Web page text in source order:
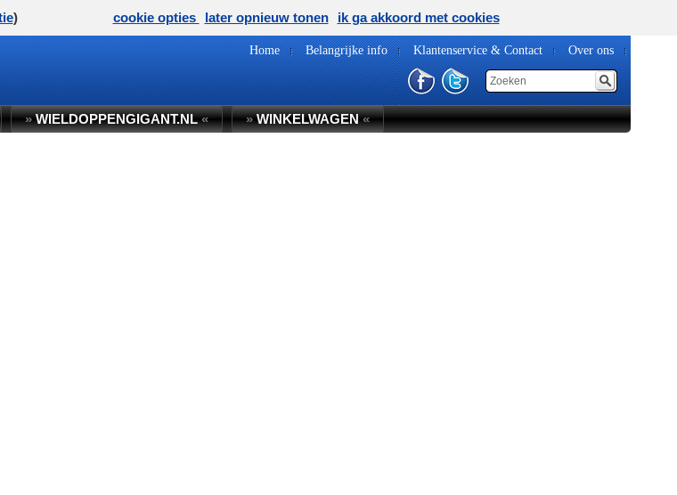
Home Belangrijke info Klantenservice & Contact Over ons
»WIELDOPPENGIGANT.NL« »WINKELWAGEN«
) cookie opties later opnieuw tonen ik ga akkoord met cookies